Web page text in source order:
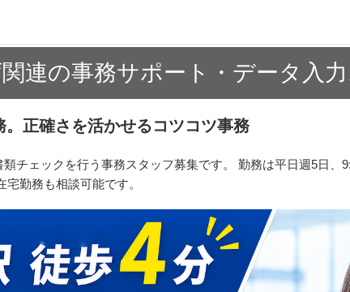
連の事務サポート・データ入
正確さを活かせるコツコツ事務
チェックを行う事務スタッフ募集です。 勤務は平日週5日、
勤務も相談可能です。